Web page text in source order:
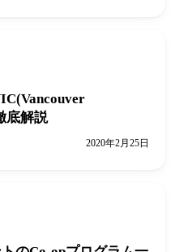
底解説
2020年2月25日